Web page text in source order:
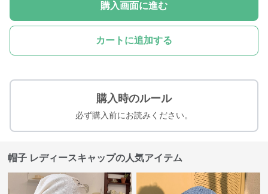
購入画面に進む
カートに追加する
購入時のルール
必ず購入前にお読みください。
帽子 レディースキャップの人気アイテム